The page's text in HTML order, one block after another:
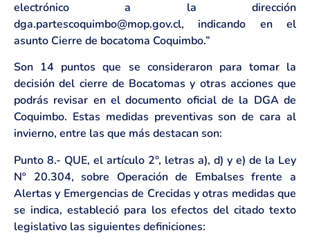
electrónico a la dirección
dga.partescoquimbo@mop.gov.cl, indicando en el
asunto Cierre de bocatoma Coquimbo.”
Son 14 puntos que se consideraron para tomar la
decisión del cierre de Bocatomas y otras acciones que
podrás revisar en el documento oficial de la DGA de
Coquimbo. Estas medidas preventivas son de cara al
invierno, entre las que más destacan son:
Punto 8.- QUE, el artículo 2°, letras a), d) y e) de la Ley
Nº 20.304, sobre Operación de Embalses frente a
Alertas y Emergencias de Crecidas y otras medidas que
se indica, estableció para los efectos del citado texto
legislativo las siguientes definiciones: